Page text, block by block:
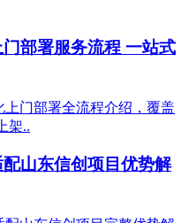
部署服务流程 一站式
门部署全流程介绍，覆盖
架..
山东信创项目优势解